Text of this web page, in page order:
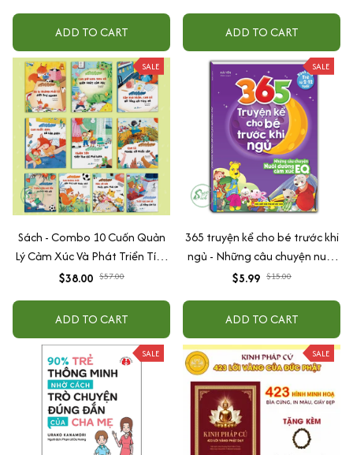
ADD TO CART ADD TO CART
SALE
Sách - Combo 10 Cuốn Quản
Lý Cảm Xúc Và Phát Triển Tính
Cách Cho Bé Từ 2 - 6 Tuổi
$38.00 $57.00
ADD TO CART
SALE
365 truyện kể cho bé trước khi
ngủ - Những câu chuyện nuôi
dưỡng cảm xúc EQ (2-12 tuổi)
$5.99 $15.00
ADD TO CART
SALE SALE